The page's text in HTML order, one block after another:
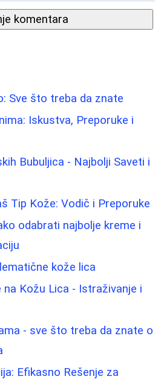
komentara
Sve što treba da znate
Iskustva, Preporuke i
Bubuljica - Najbolji Saveti i
Tip Kože: Vodič i Preporuke
odabrati najbolje kreme i
kože lica
na Kožu Lica - Istraživanje i
- sve što treba da znate o
Efikasno Rešenje za